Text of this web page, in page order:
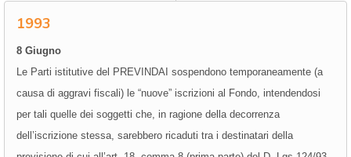
1993
8 Giugno
Le Parti istitutive del PREVINDAI sospendono temporaneamente (a
causa di aggravi fiscali) le “nuove” iscrizioni al Fondo, intendendosi
per tali quelle dei soggetti che, in ragione della decorrenza
dell’iscrizione stessa, sarebbero ricaduti tra i destinatari della